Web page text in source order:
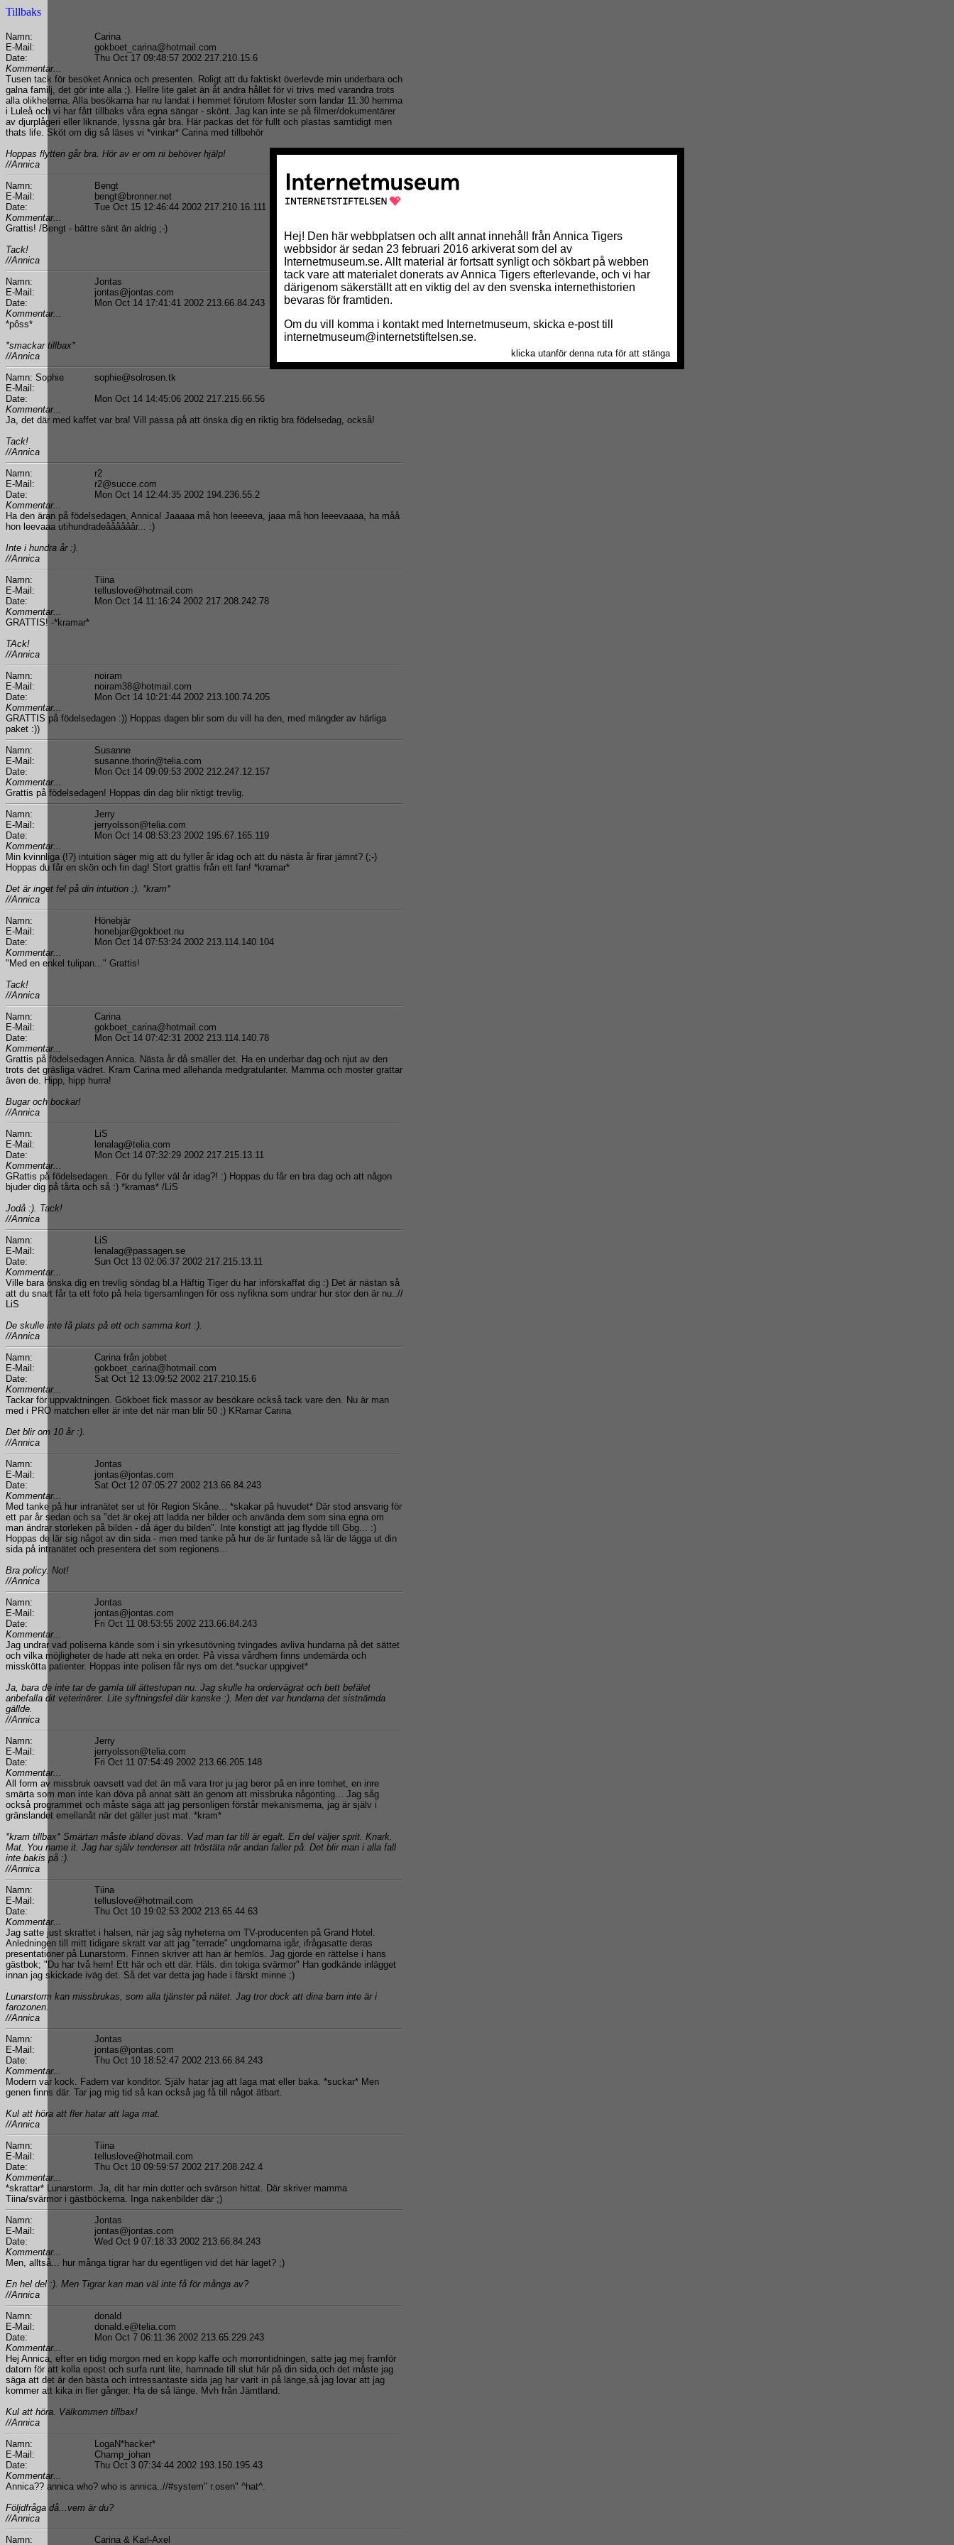
Tillbaks
Namn:
Carina
E-Mail:
gokboet_carina@hotmail.com
Date:
Thu Oct 17 09:48:57 2002 217.210.15.6
Kommentar...
Tusen tack för besöket Annica och presenten. Roligt att du faktiskt överlevde min underbara och
galna familj, det gör inte alla ;). Hellre lite galet än åt andra hållet för vi trivs med varandra trots
alla olikheterna. Alla besökarna har nu landat i hemmet förutom Moster som landar 11:30 hemma
i Luleå och vi har fått tillbaks våra egna sängar - skönt. Jag kan inte se på filmer/dokumentärer
av djurplågeri eller liknande, lyssna går bra. Här packas det för fullt och plastas samtidigt men
thats life. Sköt om dig så läses vi *vinkar* Carina med tillbehör
Hoppas flytten går bra. Hör av er om ni behöver hjälp!
//Annica
Namn:
Bengt
E-Mail:
bengt@bronner.net
Date:
Tue Oct 15 12:46:44 2002 217.210.16.111
Kommentar...
Grattis! /Bengt - bättre sänt än aldrig ;-)
Tack!
//Annica
Namn:
Jontas
E-Mail:
jontas@jontas.com
Date:
Mon Oct 14 17:41:41 2002 213.66.84.243
Kommentar...
*pôss*
*smackar tillbax*
//Annica
Namn: Sophie
sophie@solrosen.tk
E-Mail:
Date:
Mon Oct 14 14:45:06 2002 217.215.66.56
Kommentar...
Ja, det där med kaffet var bra! Vill passa på att önska dig en riktig bra födelsedag, också!
Tack!
//Annica
Namn:
r2
E-Mail:
r2@succe.com
Date:
Mon Oct 14 12:44:35 2002 194.236.55.2
Kommentar...
Ha den äran på födelsedagen, Annica! Jaaaaa må hon leeeeva, jaaa må hon leeevaaaa, ha måå
hon leevaaa utihundradeåååååår... :)
Inte i hundra år :).
//Annica
Namn:
Tiina
E-Mail:
telluslove@hotmail.com
Date:
Mon Oct 14 11:16:24 2002 217.208.242.78
Kommentar...
GRATTIS! -*kramar*
TAck!
//Annica
Namn:
noiram
E-Mail:
noiram38@hotmail.com
Date:
Mon Oct 14 10:21:44 2002 213.100.74.205
Kommentar...
GRATTIS på födelsedagen :)) Hoppas dagen blir som du vill ha den, med mängder av härliga
paket :))
Namn:
Susanne
E-Mail:
susanne.thorin@telia.com
Date:
Mon Oct 14 09:09:53 2002 212.247.12.157
Kommentar...
Grattis på födelsedagen! Hoppas din dag blir riktigt trevlig.
Namn:
Jerry
E-Mail:
jerryolsson@telia.com
Date:
Mon Oct 14 08:53:23 2002 195.67.165.119
Kommentar...
Min kvinnliga (!?) intuition säger mig att du fyller år idag och att du nästa år firar jämnt? (;-)
Hoppas du får en skön och fin dag! Stort grattis från ett fan! *kramar*
Det är inget fel på din intuition :). *kram*
//Annica
Namn:
Hönebjär
E-Mail:
honebjar@gokboet.nu
Date:
Mon Oct 14 07:53:24 2002 213.114.140.104
Kommentar...
"Med en enkel tulipan..." Grattis!
Tack!
//Annica
Namn:
Carina
E-Mail:
gokboet_carina@hotmail.com
Date:
Mon Oct 14 07:42:31 2002 213.114.140.78
Kommentar...
Grattis på födelsedagen Annica. Nästa år då smäller det. Ha en underbar dag och njut av den
trots det gräsliga vädret. Kram Carina med allehanda medgratulanter. Mamma och moster grattar
även de. Hipp, hipp hurra!
Bugar och bockar!
//Annica
Namn:
LiS
E-Mail:
lenalag@telia.com
Date:
Mon Oct 14 07:32:29 2002 217.215.13.11
Kommentar...
GRattis på födelsedagen.. För du fyller väl år idag?! :) Hoppas du får en bra dag och att någon
bjuder dig på tårta och så :) *kramas* /LiS
Jodå :). Tack!
//Annica
Namn:
LiS
E-Mail:
lenalag@passagen.se
Date:
Sun Oct 13 02:06:37 2002 217.215.13.11
Kommentar...
Ville bara önska dig en trevlig söndag bl.a Häftig Tiger du har införskaffat dig :) Det är nästan så
att du snart får ta ett foto på hela tigersamlingen för oss nyfikna som undrar hur stor den är nu..//
LiS
De skulle inte få plats på ett och samma kort :).
//Annica
Namn:
Carina från jobbet
E-Mail:
gokboet_carina@hotmail.com
Date:
Sat Oct 12 13:09:52 2002 217.210.15.6
Kommentar...
Tackar för uppvaktningen. Gökboet fick massor av besökare också tack vare den. Nu är man
med i PRO matchen eller är inte det när man blir 50 ;) KRamar Carina
Det blir om 10 år :).
//Annica
Namn:
Jontas
E-Mail:
jontas@jontas.com
Date:
Sat Oct 12 07:05:27 2002 213.66.84.243
Kommentar...
Med tanke på hur intranätet ser ut för Region Skåne... *skakar på huvudet* Där stod ansvarig för
ett par år sedan och sa "det är okej att ladda ner bilder och använda dem som sina egna om
man ändrar storleken på bilden - då äger du bilden". Inte konstigt att jag flydde till Gbg... :)
Hoppas de lär sig något av din sida - men med tanke på hur de är funtade så lär de lägga ut din
sida på intranätet och presentera det som regionens...
Bra policy. Not!
//Annica
Namn:
Jontas
E-Mail:
jontas@jontas.com
Date:
Fri Oct 11 08:53:55 2002 213.66.84.243
Kommentar...
Jag undrar vad poliserna kände som i sin yrkesutövning tvingades avliva hundarna på det sättet
och vilka möjligheter de hade att neka en order. På vissa vårdhem finns undernärda och
misskötta patienter. Hoppas inte polisen får nys om det.*suckar uppgivet*
Ja, bara de inte tar de gamla till ättestupan nu. Jag skulle ha ordervägrat och bett befälet
anbefalla dit veterinärer. Lite syftningsfel där kanske :). Men det var hundarna det sistnämda
gällde.
//Annica
Namn:
Jerry
E-Mail:
jerryolsson@telia.com
Date:
Fri Oct 11 07:54:49 2002 213.66.205.148
Kommentar...
All form av missbruk oavsett vad det än må vara tror ju jag beror på en inre tomhet, en inre
smärta som man inte kan döva på annat sätt än genom att missbruka någonting... Jag såg
också programmet och måste säga att jag personligen förstår mekanismerna, jag är själv i
gränslandet emellanåt när det gäller just mat. *kram*
*kram tillbax* Smärtan måste ibland dövas. Vad man tar till är egalt. En del väljer sprit. Knark.
Mat. You name it. Jag har själv tendenser att tröstäta när andan faller på. Det blir man i alla fall
inte bakis på :).
//Annica
Namn:
Tiina
E-Mail:
telluslove@hotmail.com
Date:
Thu Oct 10 19:02:53 2002 213.65.44.63
Kommentar...
Jag satte just skrattet i halsen, när jag såg nyheterna om TV-producenten på Grand Hotel.
Anledningen till mitt tidigare skratt var att jag "terrade" ungdomarna igår, ifrågasatte deras
presentationer på Lunarstorm. Finnen skriver att han är hemlös. Jag gjorde en rättelse i hans
gästbok; "Du har två hem! Ett här och ett där. Häls. din tokiga svärmor" Han godkände inlägget
innan jag skickade iväg det. Så det var detta jag hade i färskt minne ;)
Lunarstorm kan missbrukas, som alla tjänster på nätet. Jag tror dock att dina barn inte är i
farozonen.
//Annica
Namn:
Jontas
E-Mail:
jontas@jontas.com
Date:
Thu Oct 10 18:52:47 2002 213.66.84.243
Kommentar...
Modern var kock. Fadern var konditor. Själv hatar jag att laga mat eller baka. *suckar* Men
genen finns där. Tar jag mig tid så kan också jag få till något ätbart.
Kul att höra att fler hatar att laga mat.
//Annica
Namn:
Tiina
E-Mail:
telluslove@hotmail.com
Date:
Thu Oct 10 09:59:57 2002 217.208.242.4
Kommentar...
*skrattar* Lunarstorm. Ja, dit har min dotter och svärson hittat. Där skriver mamma
Tiina/svärmor i gästböckerna. Inga nakenbilder där ;)
Namn:
Jontas
E-Mail:
jontas@jontas.com
Date:
Wed Oct 9 07:18:33 2002 213.66.84.243
Kommentar...
Men, alltså... hur många tigrar har du egentligen vid det här laget? ;)
En hel del :). Men Tigrar kan man väl inte få för många av?
//Annica
Namn:
donald
E-Mail:
donald.e@telia.com
Date:
Mon Oct 7 06:11:36 2002 213.65.229.243
Kommentar...
Hej Annica, efter en tidig morgon med en kopp kaffe och morrontidningen, satte jag mej framför
datorn för att kolla epost och surfa runt lite, hamnade till slut här på din sida,och det måste jag
säga att det är den bästa och intressantaste sida jag har varit in på länge,så jag lovar att jag
kommer att kika in fler gånger. Ha de så länge. Mvh från Jämtland.
Kul att höra. Välkommen tillbax!
//Annica
Namn:
LogaN*hacker*
E-Mail:
Champ_johan
Date:
Thu Oct 3 07:34:44 2002 193.150.195.43
Kommentar...
Annica?? annica who? who is annica..//#system" r.osen" ^hat^.
Följdfråga då...vem är du?
//Annica
Namn:
Carina & Karl-Axel